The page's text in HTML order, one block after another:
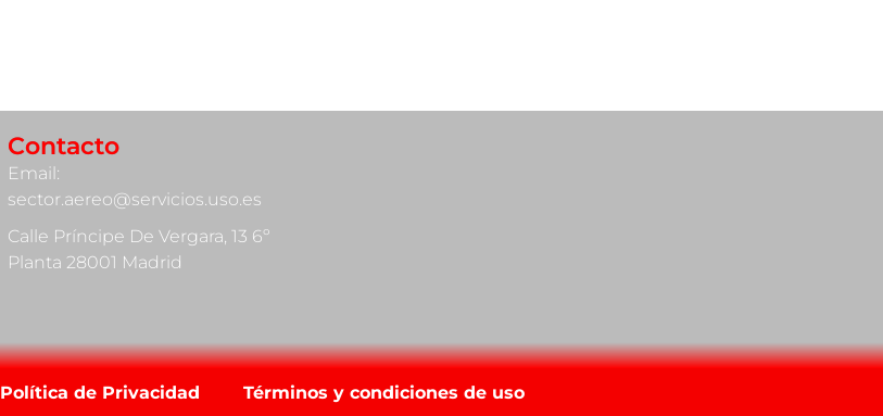
Contacto
Email:
sector.aereo@servicios.uso.es
Calle Príncipe De Vergara, 13 6º
Planta 28001 Madrid
Política de Privacidad Términos y condiciones de uso